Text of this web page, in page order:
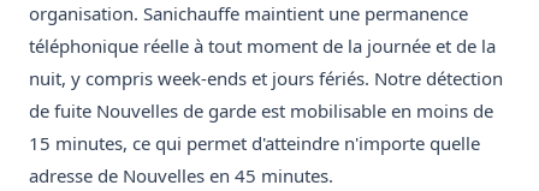
organisation. Sanichauffe maintient une permanence
téléphonique réelle à tout moment de la journée et de la
nuit, y compris week-ends et jours fériés. Notre détection
de fuite Nouvelles de garde est mobilisable en moins de
15 minutes, ce qui permet d'atteindre n'importe quelle
adresse de Nouvelles en 45 minutes.